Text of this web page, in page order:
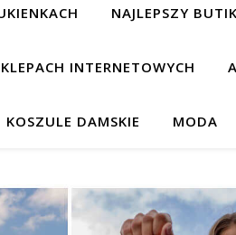
NAJLEPSZY
INTERNETOWYCH
KOSZULE DAMSKIE MODA